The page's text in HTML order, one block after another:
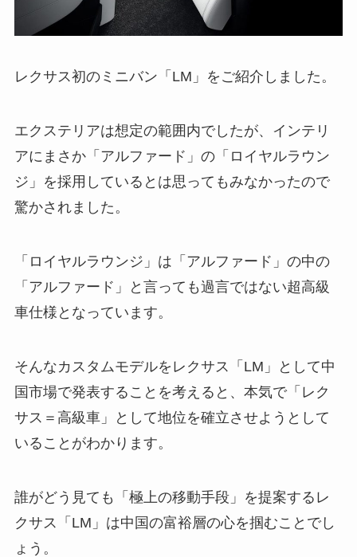
レクサス初のミニバン「LM」をご紹介しました。
エクステリアは想定の範囲内でしたが、インテリ
アにまさか「アルファード」の「ロイヤルラウン
ジ」を採用しているとは思ってもみなかったので
驚かされました。
「ロイヤルラウンジ」は「アルファード」の中の
「アルファード」と言っても過言ではない超高級
車仕様となっています。
そんなカスタムモデルをレクサス「LM」として中
国市場で発表することを考えると、本気で「レク
サス＝高級車」として地位を確立させようとして
いることがわかります。
誰がどう見ても「極上の移動手段」を提案するレ
クサス「LM」は中国の富裕層の心を掴むことでし
ょう。